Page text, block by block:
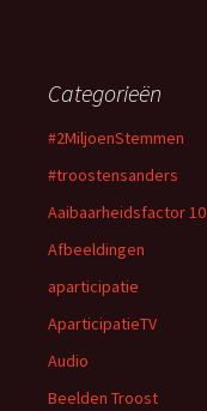
Categorieën
#2MiljoenStemmen
#troostensanders
Aaibaarheidsfactor 10
Afbeeldingen
aparticipatie
AparticipatieTV
Audio
Beelden Troost